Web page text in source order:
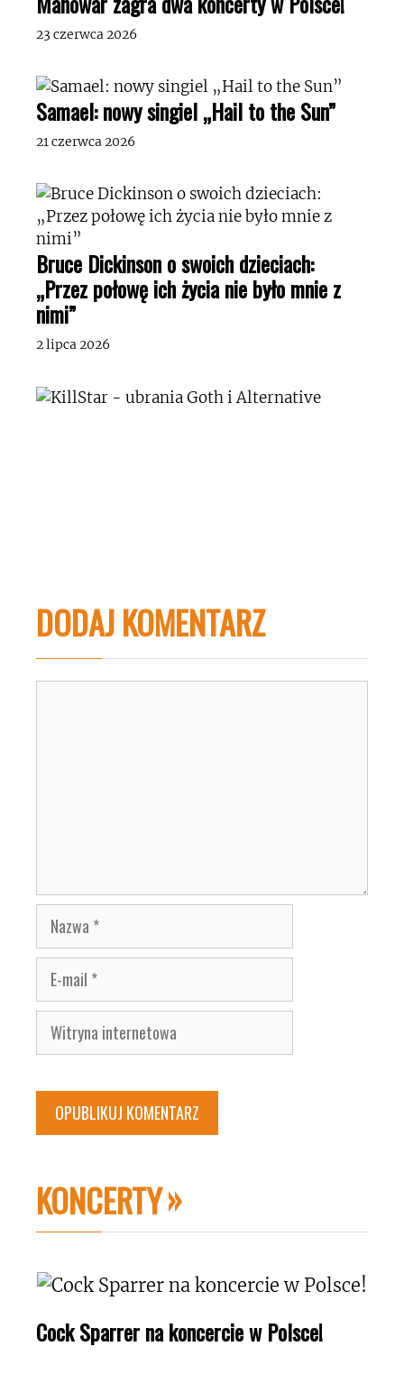
23 czerwca 2026
Samael: nowy singiel „Hail to the Sun”
21 czerwca 2026
Bruce Dickinson o swoich dzieciach:
„Przez połowę ich życia nie było mnie z
nimi”
2 lipca 2026
DODAJ KOMENTARZ
Nazwa
E-
mail
Witryna
internetowa
KONCERTY
Cock Sparrer na koncercie w Polsce!